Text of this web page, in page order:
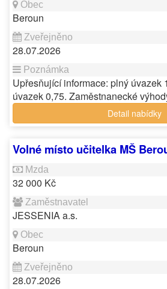
Beroun
28.07.2026
Upřesňující informace: plný úvazek
úvazek 0,75. Zaměstnanecké
Detail nabídky
Volné místo učitelka MŠ
32 000 Kč
JESSENIA a.s.
Beroun
28.07.2026